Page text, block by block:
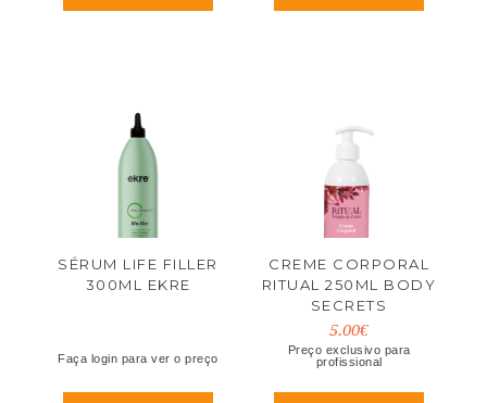
SÉRUM LIFE FILLER
300ML EKRE
Faça login para ver o preço
CREME CORPORAL
RITUAL 250ML BODY
SECRETS
5.00€
Preço exclusivo para
profissional